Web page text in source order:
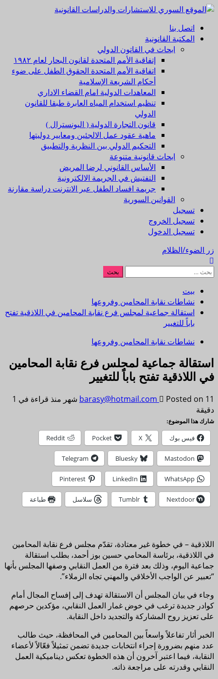
تخطي
المحتوى
القائمة
الأولية
اتصل بنا
المكتبة القانونية
ابحاث في القاتون الدولي
إتفاقية الأمم المتحدة لقانون البحار لعام ۱۹۸۲
اتفاقية الأمم المتحدة الحقوق الطفل على ضوء
أحكام الشريعة الإسلامية
المعاهدات الدولية امام القضاء الاداري
تنظيم استخدام المياه العابرة طبقا للقانون
الدولي
قانون التجارة الدولية ( اليونسترال )
ماهية عقود عمل الالجئين ومعايير دوليتها
التحكيم الدولي بين النظرية والتطبيق
ابحاث قانونية متنوعة
الأساس القانوني لرضا المريض
التفتيش في الجريمة الالكترونية
جريمة افساد الطفل عبر الانترنت دراسة مقارنة
القوانين السورية
تسجيل
تسجيل الخروج
تسجيل الدخول
زر الضوء/الظلام
البحث
بيت
نشاطات نقابة المحامين وفروعها
استقالة جماعية لمجلس فرع نقابة المحامين في اللاذقية تفتح
باباً للتغيير
نشاطات نقابة المحامين وفروعها
استقالة جماعية لمجلس فرع نقابة المحامين
في اللاذقية تفتح باباً للتغيير
barasy@hotmail.com Posted on 11 شهر منذ
قراءة في 1
دقيقة
شارك هذا الموضوع:
فيس بوك X
Pocket
Reddit
Mastodon
Bluesky
Telegram
WhatsApp
LinkedIn
Pinterest
Nextdoor
Tumblr سلاسل طباعة
اللاذقية – في خطوة غير معتادة، تقدّم مجلس فرع نقابة المحامين
في اللاذقية، برئاسة المحامي حسين بوز أحمد، بطلب استقالة
جماعية اليوم، وذلك بعد فترة من العمل النقابي وصفها المجلس بأنها
“تعبير عن الواجب الأخلاقي والمهني تجاه الزملاء”.
وجاء في بيان المجلس أن الاستقالة تهدف إلى إفساح المجال أمام
كوادر جديدة ترغب في خوض غمار العمل النقابي، مؤكدين حرصهم
على تعزيز روح المشاركة والتجديد داخل النقابة.
الخبر أثار تفاعلاً واسعاً بين المحامين في المحافظة، حيث طالب
عدد منهم بضرورة إجراء انتخابات جديدة تضمن تمثيلاً فعّالاً لأعضاء
النقابة، فيما اعتبر آخرون أن هذه الخطوة تعكس ديناميكية العمل
النقابي وقدرته على مراجعة ذاته.